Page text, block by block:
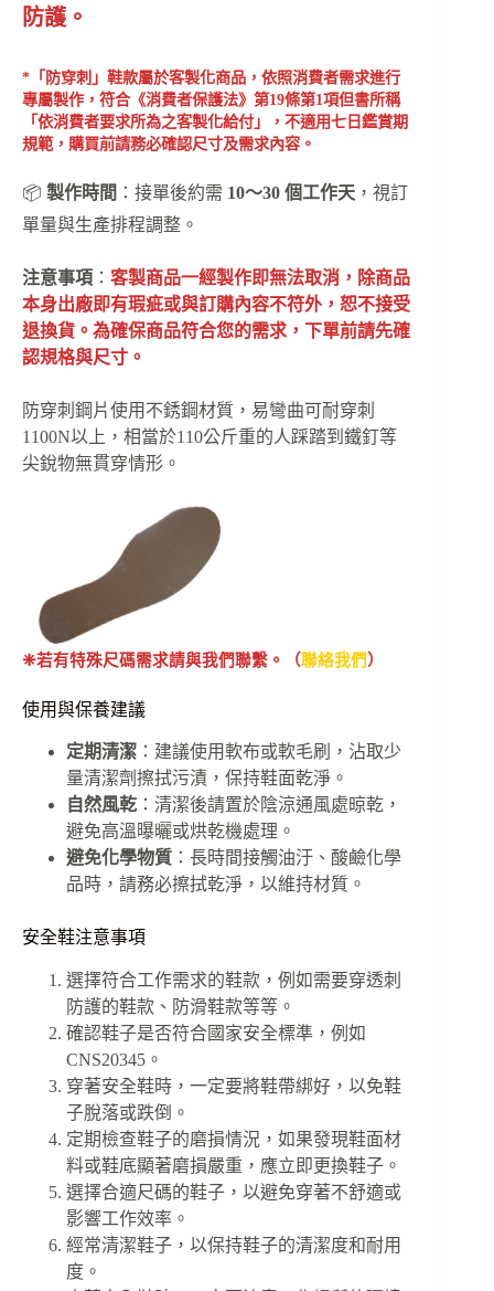
防護。
*「防穿刺」鞋款屬於客製化商品，依照消費者需求進行
專屬製作，符合《消費者保護法》第19條第1項但書所稱
「依消費者要求所為之客製化給付」，不適用七日鑑賞期
規範，購買前請務必確認尺寸及需求內容。
📦 製作時間 ：接單後約需 10～30 個工作天 ，視訂
單量與生產排程調整。
注意事項 ： 客製商品一經製作即無法取消，除商品
本身出廠即有瑕疵或與訂購內容不符外，恕不接受
退換貨。為確保商品符合您的需求，下單前請先確
認規格與尺寸。
防穿刺鋼片使用不銹鋼材質，易彎曲可耐穿刺
1100N以上，相當於110公斤重的人踩踏到鐵釘等
尖銳物無貫穿情形。
❈若有特殊尺碼需求請與我們聯繫。（聯絡我們）
使用與保養建議
定期清潔 ：建議使用軟布或軟毛刷，沾取少
量清潔劑擦拭污漬，保持鞋面乾淨。
自然風乾 ：清潔後請置於陰涼通風處晾乾，
避免高溫曝曬或烘乾機處理。
避免化學物質 ：長時間接觸油汙、酸鹼化學
品時，請務必擦拭乾淨，以維持材質。
安全鞋注意事項
選擇符合工作需求的鞋款，例如需要穿透刺
防護的鞋款、防滑鞋款等等。
確認鞋子是否符合國家安全標準，例如
CNS20345。
穿著安全鞋時，一定要將鞋帶綁好，以免鞋
子脫落或跌倒。
定期檢查鞋子的磨損情況，如果發現鞋面材
料或鞋底顯著磨損嚴重，應立即更換鞋子。
選擇合適尺碼的鞋子，以避免穿著不舒適或
影響工作效率。
經常清潔鞋子，以保持鞋子的清潔度和耐用
度。